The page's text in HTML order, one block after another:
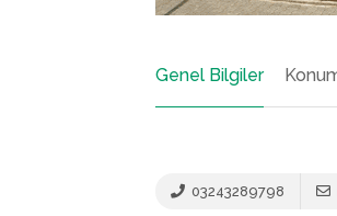
Genel Bilgiler
03243289798